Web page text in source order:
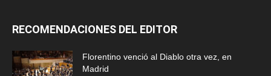
RECOMENDACIONES DEL EDITOR
Florentino venció al Diablo otra vez, en
Madrid